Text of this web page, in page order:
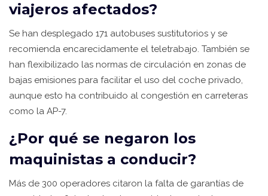
viajeros afectados?
Se han desplegado 171 autobuses sustitutorios y se
recomienda encarecidamente el teletrabajo. También se
han flexibilizado las normas de circulación en zonas de
bajas emisiones para facilitar el uso del coche privado,
aunque esto ha contribuido al congestión en carreteras
como la AP-7.
¿Por qué se negaron los
maquinistas a conducir?
Más de 300 operadores citaron la falta de garantías de